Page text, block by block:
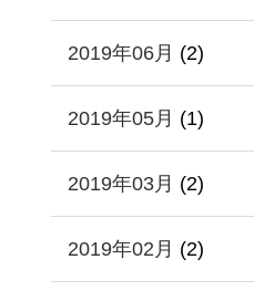
2019年06月 (2)
2019年05月 (1)
2019年03月 (2)
2019年02月 (2)